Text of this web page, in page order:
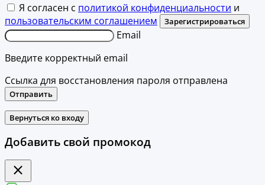
Я согласен с политикой конфиденциальности и
пользовательским соглашением
Зарегистрироваться
Email
Введите корректный email
Ссылка для восстановления пароля отправлена
Отправить
Вернуться ко входу
Добавить свой промокод